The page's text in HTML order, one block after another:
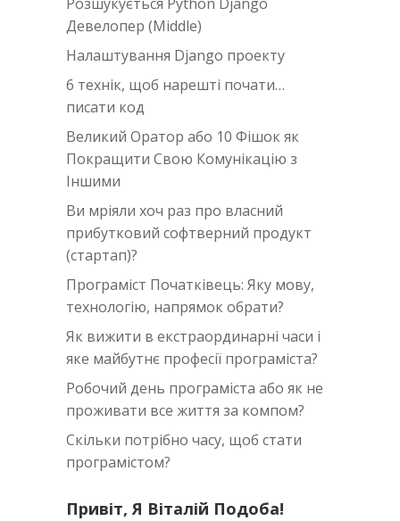
Девелопер (Middle)
Налаштування Django проекту
6 технік, щоб нарешті почати…
писати код
Великий Оратор або 10 Фішок як
Покращити Свою Комунікацію з
Іншими
Ви мріяли хоч раз про власний
прибутковий софтверний продукт
(стартап)?
Програміст Початківець: Яку мову,
технологію, напрямок обрати?
Як вижити в екстраординарні часи i
яке майбутнє професії програміста?
Робочий день програміста або як не
проживати все життя за компом?
Скільки потрібно часу, щоб стати
програмістом?
Привіт, Я Віталій Подоба!